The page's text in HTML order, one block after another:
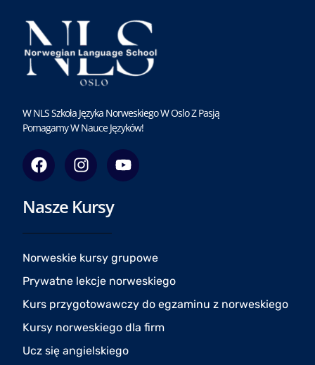
W NLS Szkoła Języka Norweskiego W Oslo Z Pasją
Pomagamy W Nauce Języków!
F
a
c
e
o
o
I
n
s
t
g
r
a
m
Y
o
u
e
Nasze Kursy
Norweskie kursy grupowe
Prywatne lekcje norweskiego
Kurs przygotowawczy do egzaminu z norweskiego
Kursy norweskiego dla firm
Ucz się angielskiego